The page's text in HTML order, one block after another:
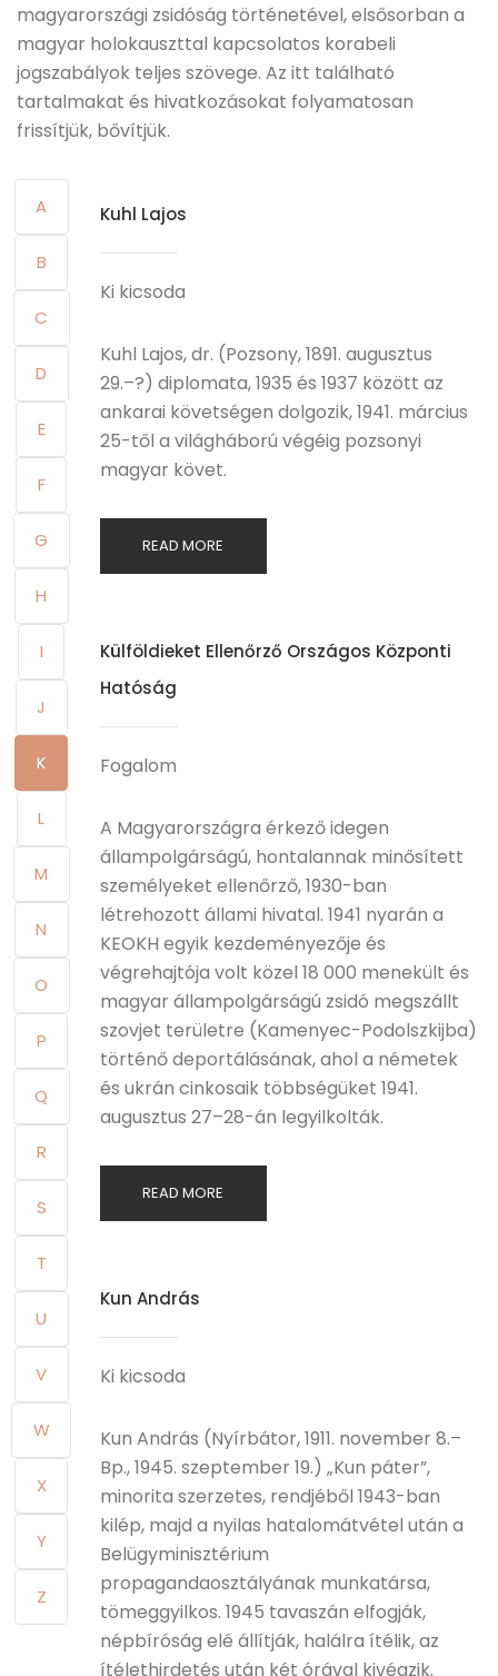
magyarországi zsidóság történetével, elsősorban a
magyar holokauszttal kapcsolatos korabeli
jogszabályok teljes szövege. Az itt található
tartalmakat és hivatkozásokat folyamatosan
frissítjük, bővítjük.
A
B
C
D
E
F
G
H
I
J
K
L
M
N
O
P
Q
R
S
T
U
V
W
X
Y
Z
Kuhl Lajos
Ki kicsoda
Kuhl Lajos, dr. (Pozsony, 1891. augusztus
29.–?) diplomata, 1935 és 1937 között az
ankarai követségen dolgozik, 1941. március
25-től a világháború végéig pozsonyi
magyar követ.
READ MORE
Külföldieket Ellenőrző Országos Központi
Hatóság
Fogalom
A Magyarországra érkező idegen
állampolgárságú, hontalannak minősített
személyeket ellenőrző, 1930-ban
létrehozott állami hivatal. 1941 nyarán a
KEOKH egyik kezdeményezője és
végrehajtója volt közel 18 000 menekült és
magyar állampolgárságú zsidó megszállt
szovjet területre (Kamenyec-Podolszkijba)
történő deportálásának, ahol a németek
és ukrán cinkosaik többségüket 1941.
augusztus 27–28-án legyilkolták.
READ MORE
Kun András
Ki kicsoda
Kun András (Nyírbátor, 1911. november 8.–
Bp., 1945. szeptember 19.) „Kun páter”,
minorita szerzetes, rendjéből 1943-ban
kilép, majd a nyilas hatalomátvétel után a
Belügyminisztérium
propagandaosztályának munkatársa,
tömeggyilkos. 1945 tavaszán elfogják,
népbíróság elé állítják, halálra ítélik, az
ítélethirdetés után két órával kivégzik.